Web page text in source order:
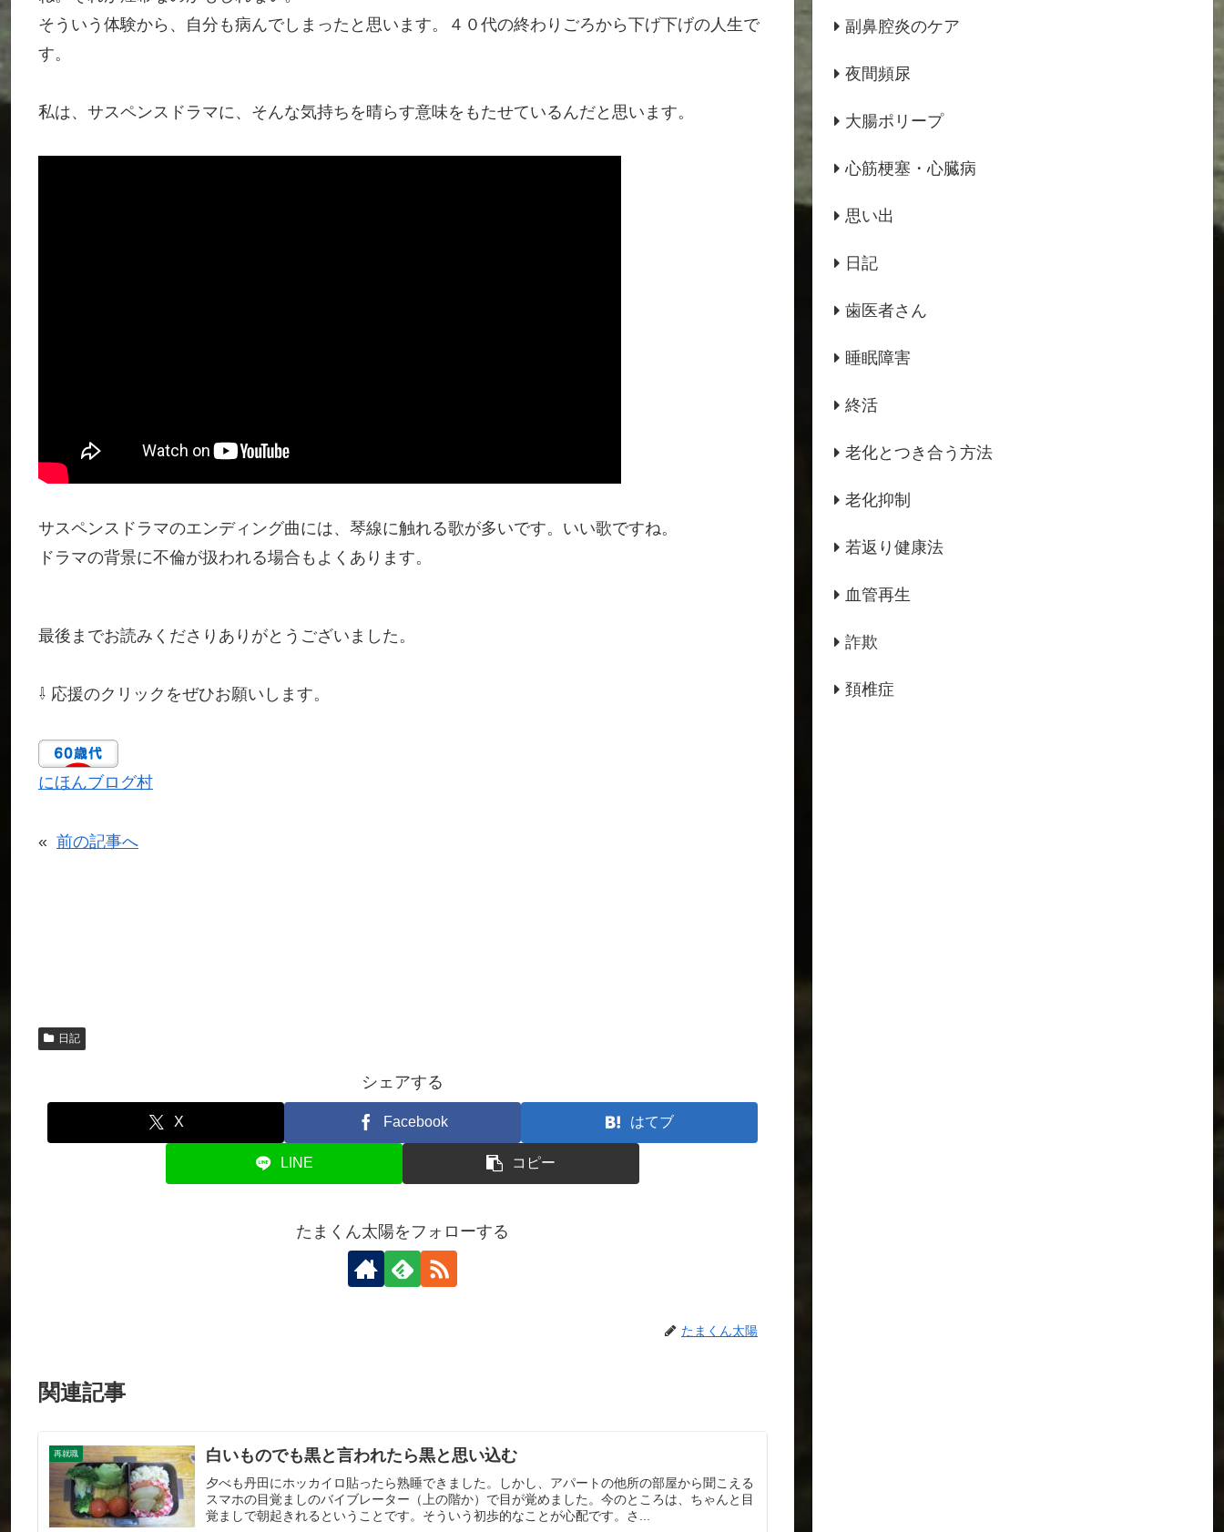
そういう体験から、自分も病んでしまったと思います。４０代の終わりごろから下げ下げの人生で
す。
私は、サスペンスドラマに、そんな気持ちを晴らす意味をもたせているんだと思います。
サスペンスドラマのエンディング曲には、琴線に触れる歌が多いです。いい歌ですね。
ドラマの背景に不倫が扱われる場合もよくあります。
最後までお読みくださりありがとうございました。
⇩ 応援のクリックをぜひお願いします。
にほんブログ村
« 前の記事へ
日記
シェアする
X Facebook はてブ
LINE コピー
たまくん太陽をフォローする
たまくん太陽
関連記事
再就職 白いものでも黒と言われたら黒と思い込む
夕べも丹田にホッカイロ貼ったら熟睡できました。しかし、アパートの他所の部屋から聞こえる
スマホの目覚ましのバイブレーター（上の階か）で目が覚めました。今のところは、ちゃんと目
覚ましで朝起きれるということです。そういう初歩的なことが心配です。さ...
副鼻腔炎のケア
夜間頻尿
大腸ポリープ
心筋梗塞・心臓病
思い出
日記
歯医者さん
睡眠障害
終活
老化とつき合う方法
老化抑制
若返り健康法
血管再生
詐欺
頚椎症